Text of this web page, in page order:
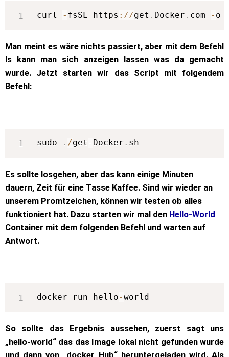
curl - fsSL https : //get . Docker . com - o
Man meint es wäre nichts passiert, aber mit dem Befehl
ls kann man sich anzeigen lassen was da gemacht
wurde. Jetzt starten wir das Script mit folgendem
Befehl:
sudo . /get - Docker . sh
Es sollte losgehen, aber das kann einige Minuten
dauern, Zeit für eine Tasse Kaffee. Sind wir wieder an
unserem Promtzeichen, können wir testen ob alles
funktioniert hat. Dazu starten wir mal den Hello-World
Container mit dem folgenden Befehl und warten auf
Antwort.
docker run hello-world
So sollte das Ergebnis aussehen, zuerst sagt uns
„hello-world“ das das Image lokal nicht gefunden wurde